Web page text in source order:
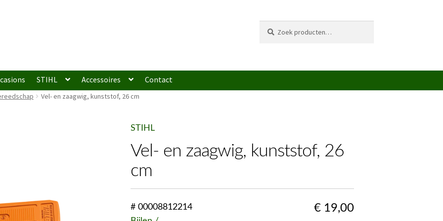
naar:
STIHL Accessoires Contact
Vel- en zaagwig, kunststof, 26 cm
STIHL
Vel- en zaagwig, kunststof, 26
cm
# 00008812214
€19,00